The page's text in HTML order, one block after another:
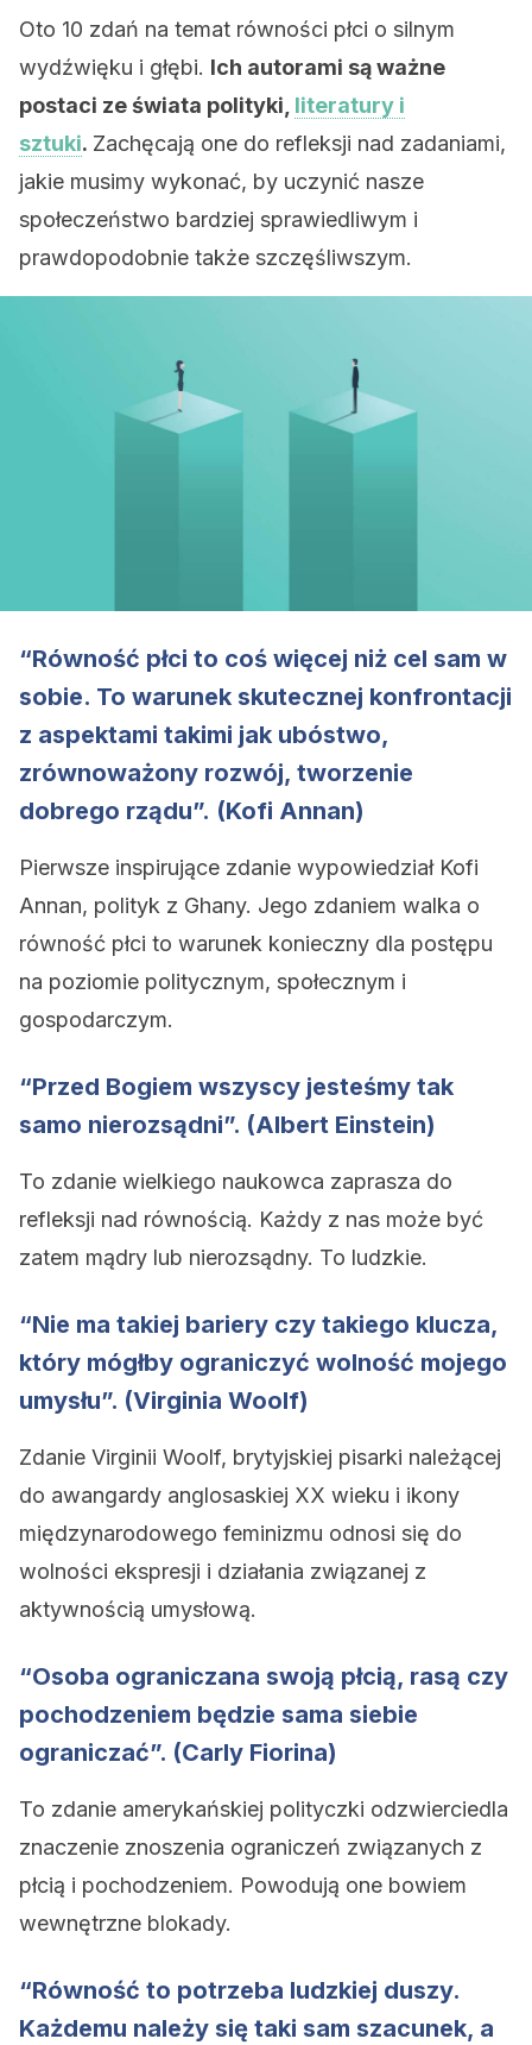
Oto 10 zdań na temat równości płci o silnym
wydźwięku i głębi. Ich autorami są ważne
postaci ze świata polityki, literatury i
sztuki. Zachęcają one do refleksji nad zadaniami,
jakie musimy wykonać, by uczynić nasze
społeczeństwo bardziej sprawiedliwym i
prawdopodobnie także szczęśliwszym.
“Równość płci to coś więcej niż cel sam w
sobie. To warunek skutecznej konfrontacji
z aspektami takimi jak ubóstwo,
zrównoważony rozwój, tworzenie
dobrego rządu”. (Kofi Annan)
Pierwsze inspirujące zdanie wypowiedział Kofi
Annan, polityk z Ghany. Jego zdaniem walka o
równość płci to warunek konieczny dla postępu
na poziomie politycznym, społecznym i
gospodarczym.
“Przed Bogiem wszyscy jesteśmy tak
samo nierozsądni”. (Albert Einstein)
To zdanie wielkiego naukowca zaprasza do
refleksji nad równością. Każdy z nas może być
zatem mądry lub nierozsądny. To ludzkie.
“Nie ma takiej bariery czy takiego klucza,
który mógłby ograniczyć wolność mojego
umysłu”. (Virginia Woolf)
Zdanie Virginii Woolf, brytyjskiej pisarki należącej
do awangardy anglosaskiej XX wieku i ikony
międzynarodowego feminizmu odnosi się do
wolności ekspresji i działania związanej z
aktywnością umysłową.
“Osoba ograniczana swoją płcią, rasą czy
pochodzeniem będzie sama siebie
ograniczać”. (Carly Fiorina)
To zdanie amerykańskiej polityczki odzwierciedla
znaczenie znoszenia ograniczeń związanych z
płcią i pochodzeniem. Powodują one bowiem
wewnętrzne blokady.
“Równość to potrzeba ludzkiej duszy.
Każdemu należy się taki sam szacunek, a